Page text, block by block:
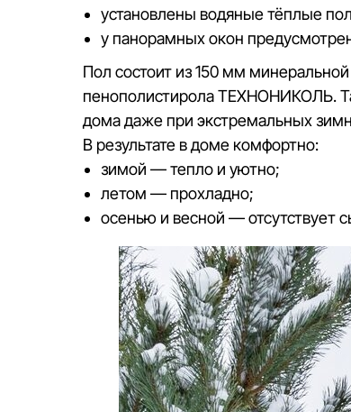
установлены водяные тёплые
у панорамных окон
Пол состоит из 150 мм
пенополистирола ТЕХНОНИКОЛЬ.
дома даже при экстремальных
В результате в доме комфортно:
зимой — тепло и уютно;
летом — прохладно;
осенью и весной — отсутствует